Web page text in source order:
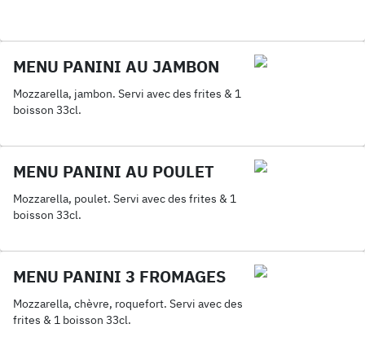
MENU PANINI AU JAMBON
Mozzarella, jambon. Servi avec des frites & 1
boisson 33cl.
MENU PANINI AU POULET
Mozzarella, poulet. Servi avec des frites & 1
boisson 33cl.
MENU PANINI 3 FROMAGES
Mozzarella, chèvre, roquefort. Servi avec des
frites & 1 boisson 33cl.